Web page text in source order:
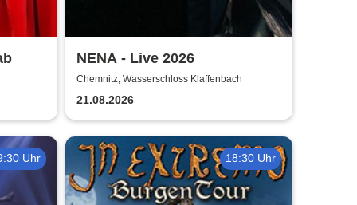
NENA - Live 2026
Chemnitz, Wasserschloss Klaffenbach
21.08.2026
Uhr 18:30 Uhr